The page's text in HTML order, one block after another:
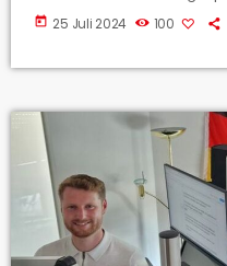
today 25 Juli 2024 100